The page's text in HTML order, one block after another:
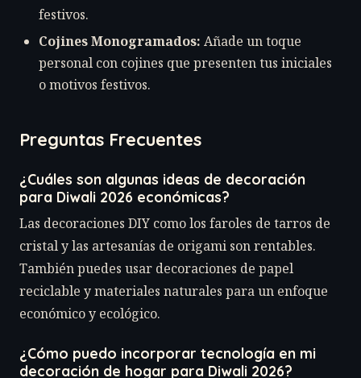
festivos.
Cojines Monogramados: Añade un toque
personal con cojines que presenten tus iniciales
o motivos festivos.
Preguntas Frecuentes
¿Cuáles son algunas ideas de decoración
para Diwali 2026 económicas?
Las decoraciones DIY como los faroles de tarros de
cristal y las artesanías de origami son rentables.
También puedes usar decoraciones de papel
reciclable y materiales naturales para un enfoque
económico y ecológico.
¿Cómo puedo incorporar tecnología en mi
decoración de hogar para Diwali 2026?